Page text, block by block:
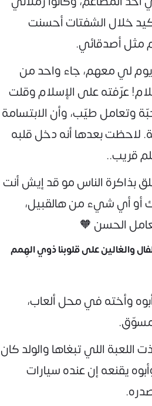
خلال الشفتات أحسنت
مثل أصدقائي.
لي معهم، جاء واحد من
عرّفته على الإسلام وقلت
وتعامل طيّب، وأن الابتسامة
لاحظت بعدها أنه دخل قلبه
قريب..
بذاكرة الناس مو قد إيش أنت
أي شيء من هالقبيل،
الحسن 🧡
والغالين على قلوبنا ذوي الهِمم
وأخته في محل ألعاب،
اللي تبغاها والولد كان
يقنعه إن عنده سيارات